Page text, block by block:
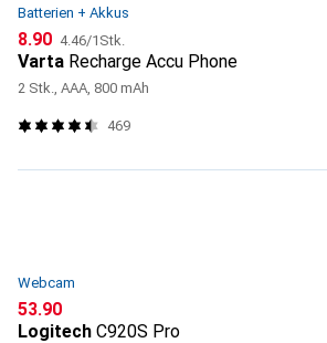
Batterien + Akkus
CHF
8.90 CHF
4.46/1Stk.
Varta Recharge Accu Phone
2 Stk., AAA, 800 mAh
469
Webcam
CHF
53.90
Logitech C920S Pro